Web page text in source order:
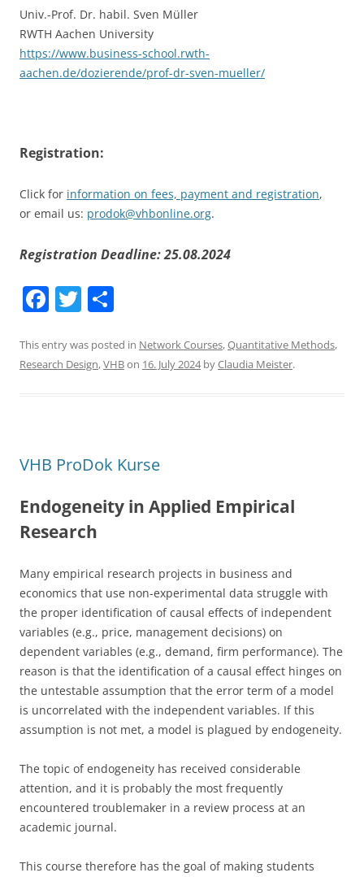
Univ.-Prof. Dr. habil. Sven Müller
RWTH Aachen University
https://www.business-school.rwth-
aachen.de/dozierende/prof-dr-sven-mueller/
Registration:
Click for information on fees, payment and registration,
or email us: prodok@vhbonline.org.
Registration Deadline: 25.08.2024
F
c
e
o
k
T
itt
er
ar
e
This entry was posted in Network Courses,Quantitative Methods,
Research Design,VHBon 16. July 2024byClaudia Meister.
VHB ProDok Kurse
Endogeneity in Applied Empirical
Research
Many empirical research projects in business and
economics that use non-experimental data struggle with
the proper identification of causal effects of independent
variables (e.g., price, management decisions) on
dependent variables (e.g., demand, firm performance). The
reason is that the identification of a causal effect hinges on
the untestable assumption that the error term of a model
is uncorrelated with the independent variables. If this
assumption is not met, a model is plagued by endogeneity.
The topic of endogeneity has received considerable
attention, and it is probably the most frequently
encountered troublemaker in a review process at an
academic journal.
This course therefore has the goal of making students